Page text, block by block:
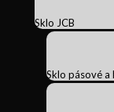
Sklo JCB
Sklo pásové a